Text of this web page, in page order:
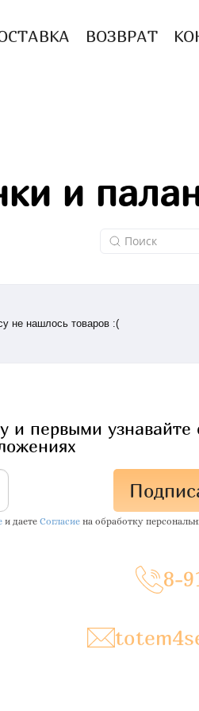
ВОЗВРАТ
и
не нашлось товаров :(
и первыми узнавайте
и даете Согласие на обработку
8-